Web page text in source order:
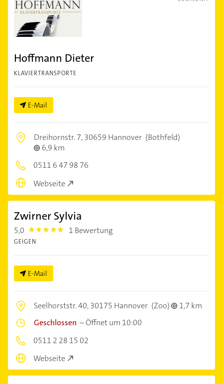
Hoffmann Dieter
KLAVIERTRANSPORTE
E-Mail
Dreihornstr. 7,30659 Hannover (Bothfeld)
6,9 km
0511 6 47 98 76
Webseite
Zwirner Sylvia
5,0 5.0 1 Bewertung
GEIGEN
E-Mail
Seelhorststr. 40,30175 Hannover (Zoo)
1,7 km
Geschlossen –Öffnet um 10:00
0511 2 28 15 02
Webseite